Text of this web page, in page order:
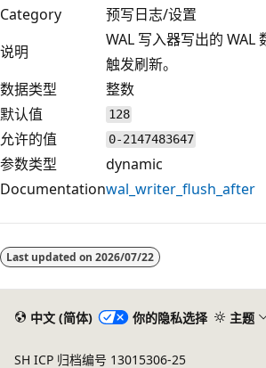
Category
预写日志/设置
说明
WAL 写入器写出的 WAL
触发刷新。
数据类型
整数
默认值
128
允许的值 0-2147483647
参数类型
dynamic
Documentationwal_writer_flush_after
Last updated on 2026/07/22
中文 (简体) 你的隐私选择 主题
SH ICP 归档编号 13015306-25